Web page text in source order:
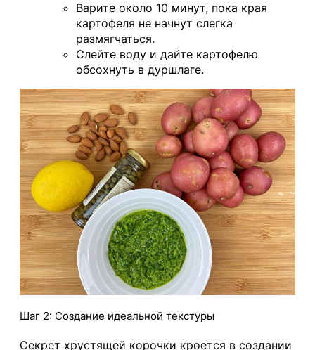
Варите около 10 минут, пока края
картофеля не начнут слегка
размягчаться.
Слейте воду и дайте картофелю
обсохнуть в дуршлаге.
Шаг 2: Создание идеальной текстуры
Секрет хрустящей корочки кроется в создании